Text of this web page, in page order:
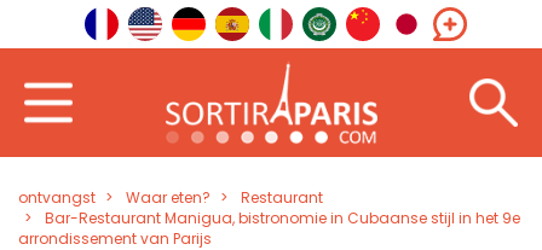
ontvangst Waar eten?
Restaurant
Bar-Restaurant Manigua, bistronomie in Cubaanse stijl in het 9e
arrondissement van Parijs